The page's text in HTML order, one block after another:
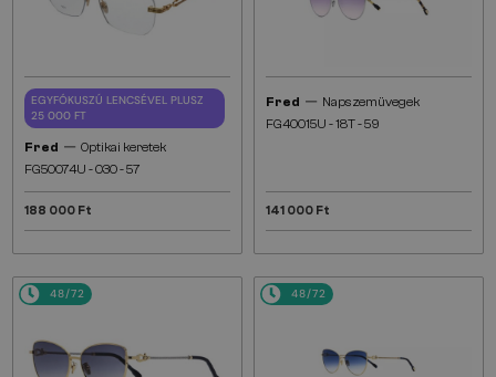
EGYFÓKUSZÚ LENCSÉVEL PLUSZ
25 000 FT
Fred — Optikai keretek
FG50074U - 030 - 57
188 000 Ft
Fred — Napszemüvegek
FG40015U - 18T - 59
141 000 Ft
48/72 48/72